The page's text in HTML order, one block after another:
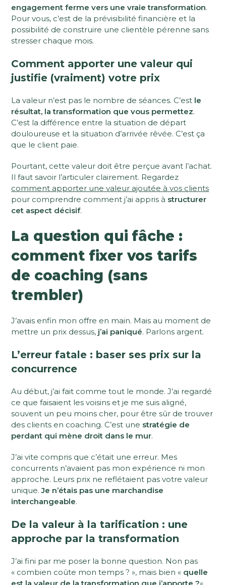
engagement ferme vers une vraie transformation.
Pour vous, c’est de la prévisibilité financière et la
possibilité de construire une clientèle pérenne sans
stresser chaque mois.
Comment apporter une valeur qui
justifie (vraiment) votre prix
La valeur n’est pas le nombre de séances. C’est le
résultat, la transformation que vous permettez.
C’est la différence entre la situation de départ
douloureuse et la situation d’arrivée rêvée. C’est ça
que le client paie.
Pourtant, cette valeur doit être perçue avant l’achat.
Il faut savoir l’articuler clairement. Regardez
comment apporter une valeur ajoutée à vos clients
pour comprendre comment j’ai appris à structurer
cet aspect décisif.
La question qui fâche :
comment fixer vos tarifs
de coaching (sans
trembler)
J’avais enfin mon offre en main. Mais au moment de
mettre un prix dessus, j’ai paniqué. Parlons argent.
L’erreur fatale : baser ses prix sur la
concurrence
Au début, j’ai fait comme tout le monde. J’ai regardé
ce que faisaient les voisins et je me suis aligné,
souvent un peu moins cher, pour être sûr de trouver
des clients en coaching. C’est une stratégie de
perdant qui mène droit dans le mur.
J’ai vite compris que c’était une erreur. Mes
concurrents n’avaient pas mon expérience ni mon
approche. Leurs prix ne reflétaient pas votre valeur
unique.Je n’étais pas une marchandise
interchangeable.
De la valeur à la tarification : une
approche par la transformation
J’ai fini par me poser la bonne question. Non pas
« combien coûte mon temps ? », mais bien « quelle